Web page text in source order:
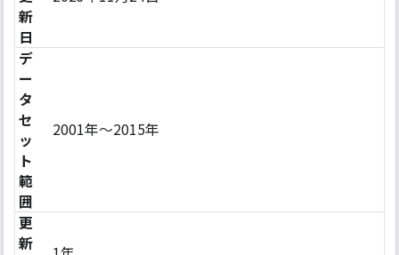
新
日
デ
ー
タ
セ
ッ
ト
範
囲
2001年〜2015年
更
新